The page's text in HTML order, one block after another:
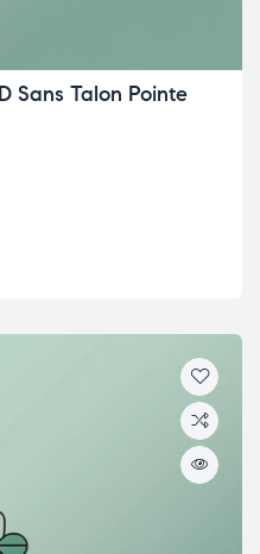
Sans Talon Pointe